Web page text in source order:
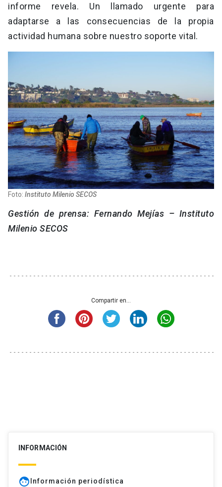
informe revela. Un llamado urgente para
adaptarse a las consecuencias de la propia
actividad humana sobre nuestro soporte vital.
Foto: Instituto Milenio SECOS
Gestión de prensa: Fernando Mejías – Instituto
Milenio SECOS
Compartir en...
INFORMACIÓN
face Información periodística